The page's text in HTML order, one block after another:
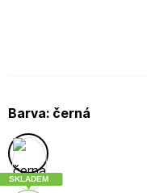
Barva: černá
SKLADEM